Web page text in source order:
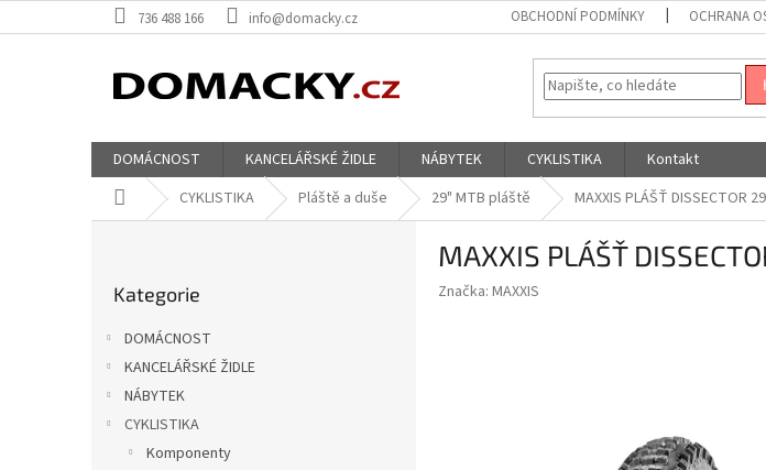
na
736 488 166 info@domacky.cz OBCHODNÍ PODMÍNKY OCHRANA
DOMÁCNOST KANCELÁŘSKÉ ŽIDLE NÁBYTEK CYKLISTIKA
Kontakt
Domů CYKLISTIKA Pláště a duše 29" MTB pláště MAXXIS PLÁŠŤ DISSECTOR
kategorie
Kategorie
DOMÁCNOST
KANCELÁŘSKÉ ŽIDLE
NÁBYTEK
CYKLISTIKA
Komponenty
MAXXIS PLÁŠŤ
Značka: MAXXIS